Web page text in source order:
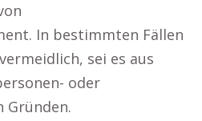
In bestimmten Fällen
sei es aus
oder
Gründen.